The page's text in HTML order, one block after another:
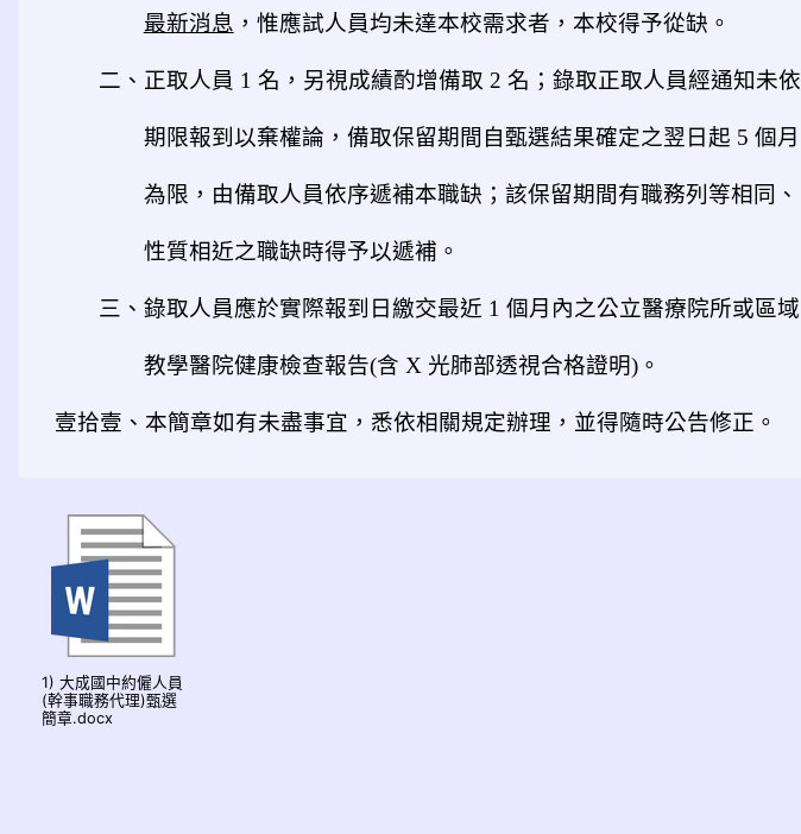
最新消息 ，惟應試人員均未達本校需求者，本校得予從缺。
二、正取人員 1 名，另視成績酌增備取 2 名；錄取正取人員經通知未依
期限報到以棄權論，備取保留期間自甄選結果確定之翌日起 5 個月
為限，由備取人員依序遞補本職缺；該保留期間有職務列等相同、
性質相近之職缺時得予以遞補。
三、錄取人員應於實際報到日繳交最近 1 個月內之公立醫療院所或區域
教學醫院健康檢查報告(含 X 光肺部透視合格證明)。
壹拾壹、本簡章如有未盡事宜，悉依相關規定辦理，並得隨時公告修正。
1) 大成國中約僱人員
(幹事職務代理)甄選
簡章.docx